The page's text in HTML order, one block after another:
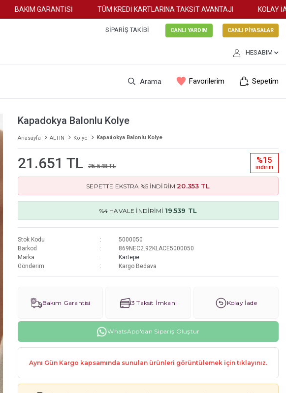
BAKIM GARANTİSİ TÜM KREDİ KARTLARINA TAKSİT AVANTAJI KOLAY İADE
SIPARIŞ TAKIBI CANLI YARDIM CANLI PİYASALAR
HESABIM
Arama Favorilerim Sepetim
Kapadokya Balonlu Kolye
Anasayfa ALTIN Kolye Kapadokya Balonlu Kolye
21.651 TL 25.548 TL
%15
i̇ndi̇ri̇m
SEPETTE EKSTRA %5 İNDİRİM 20.353 TL
%4 HAVALE İNDİRİMİ 19.539 TL
Stok Kodu
5000050
Barkod
869NEC2.92KLACE5000050
Marka
Kartepe
Gönderim
Kargo Bedava
Bakım Garantisi 3 Taksit İmkanı Kolay İade
WhatsApp'dan Sipariş Oluştur
Aynı Gün Kargo kapsamında sunulan ürünleri görüntülemek için tıklayınız.